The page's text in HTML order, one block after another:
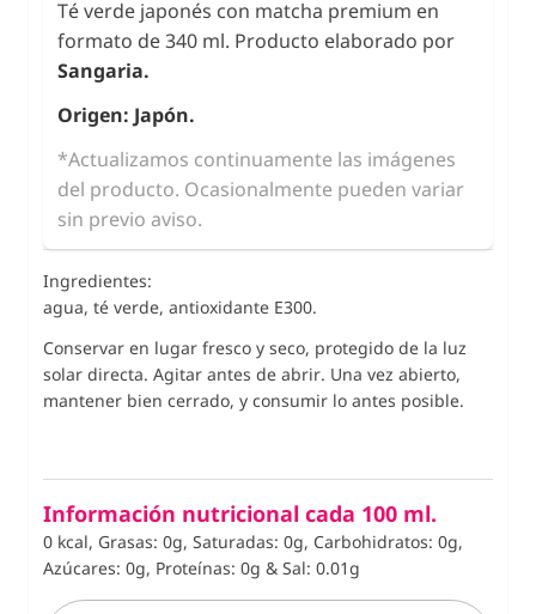
Té verde japonés con matcha premium en
formato de 340 ml. Producto elaborado por
Sangaria.
Origen: Japón.
*Actualizamos continuamente las imágenes
del producto. Ocasionalmente pueden variar
sin previo aviso.
Ingredientes:
agua, té verde, antioxidante E300.
Conservar en lugar fresco y seco, protegido de la luz
solar directa. Agitar antes de abrir. Una vez abierto,
mantener bien cerrado, y consumir lo antes posible.
Información nutricional cada 100 ml.
0 kcal, Grasas: 0g, Saturadas: 0g, Carbohidratos: 0g,
Azúcares: 0g, Proteínas: 0g & Sal: 0.01g